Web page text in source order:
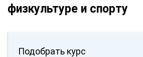
физкультуре и спорту
Подобрать курс